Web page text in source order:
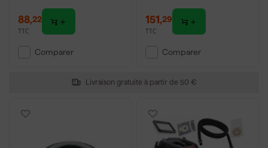
Livraison gratuite à partir de 50 €
88,22
TTC
Comparer
151,29
TTC
Comparer